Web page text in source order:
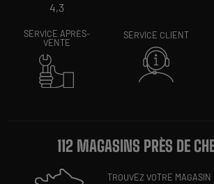
4,3
SERVICE APRÈS-
VENTE
SERVICE CLIENT
112 MAGASINS PRÈS DE
TROUVEZ VOTRE MAGASIN